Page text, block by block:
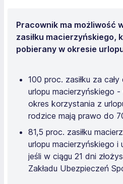
Pracownik ma możliwość
zasiłku macierzyńskiego,
pobierany w okresie
100 proc. zasiłku za
urlopu macierzyńskiego
okres korzystania z
rodzice mają prawo do
81,5 proc. zasiłku
urlopu macierzyńskiego i
jeśli w ciągu 21 dni
Zakładu Ubezpieczeń